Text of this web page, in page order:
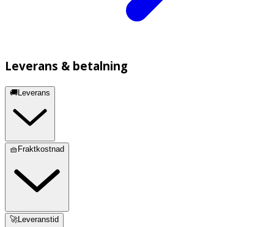
Leverans & betalning
🚚Leverans
🧺Fraktkostnad
🚀Leveranstid